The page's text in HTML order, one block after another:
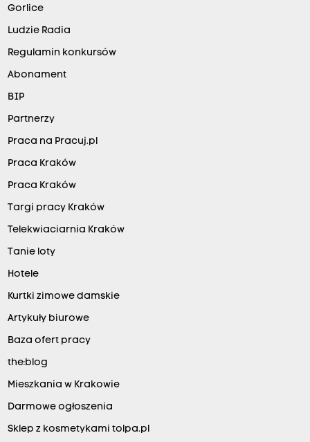
Gorlice
Ludzie Radia
Regulamin konkursów
Abonament
BIP
Partnerzy
Praca na Pracuj.pl
Praca Kraków
Praca Kraków
Targi pracy Kraków
Telekwiaciarnia Kraków
Tanie loty
Hotele
Kurtki zimowe damskie
Artykuły biurowe
Baza ofert pracy
the:blog
Mieszkania w Krakowie
Darmowe ogłoszenia
Sklep z kosmetykami tolpa.pl